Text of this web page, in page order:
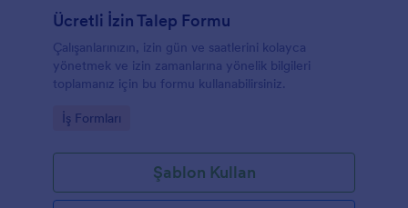
Ücretli İzin Talep Formu
Çalışanlarınızın, izin gün ve saatlerini kolayca
yönetmek ve izin zamanlarına yönelik bilgileri
toplamanız için bu formu kullanabilirsiniz.
Go to Category:
İş Formları
Şablon Kullan